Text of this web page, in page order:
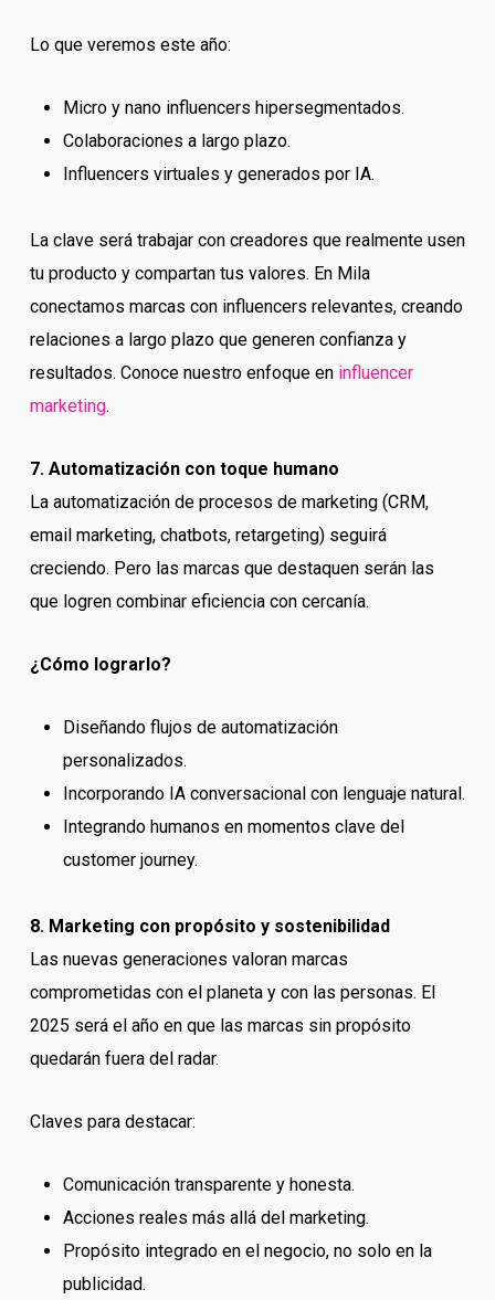
Lo que veremos este año:
Micro y nano influencers hipersegmentados.
Colaboraciones a largo plazo.
Influencers virtuales y generados por IA.
La clave será trabajar con creadores que realmente usen
tu producto y compartan tus valores. En Mila
conectamos marcas con influencers relevantes, creando
relaciones a largo plazo que generen confianza y
resultados. Conoce nuestro enfoque en influencer
marketing.
7. Automatización con toque humano
La automatización de procesos de marketing (CRM,
email marketing, chatbots, retargeting) seguirá
creciendo. Pero las marcas que destaquen serán las
que logren combinar eficiencia con cercanía.
¿Cómo lograrlo?
Diseñando flujos de automatización
personalizados.
Incorporando IA conversacional con lenguaje natural.
Integrando humanos en momentos clave del
customer journey.
8. Marketing con propósito y sostenibilidad
Las nuevas generaciones valoran marcas
comprometidas con el planeta y con las personas. El
2025 será el año en que las marcas sin propósito
quedarán fuera del radar.
Claves para destacar:
Comunicación transparente y honesta.
Acciones reales más allá del marketing.
Propósito integrado en el negocio, no solo en la
publicidad.